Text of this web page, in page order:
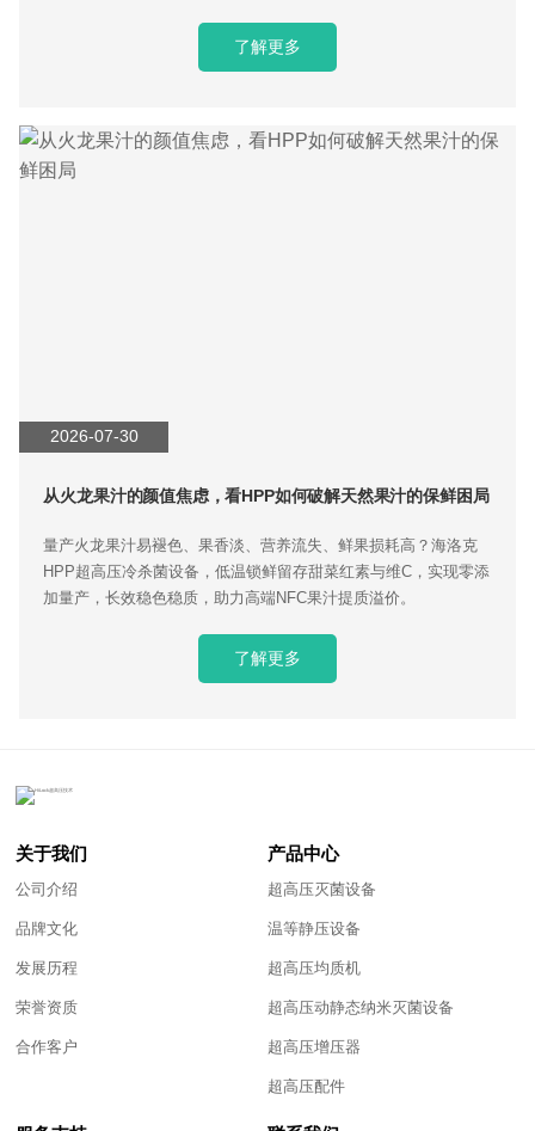
了解更多
2026-07-30
从火龙果汁的颜值焦虑，看HPP如何破解天然果汁的保鲜困局
量产火龙果汁易褪色、果香淡、营养流失、鲜果损耗高？海洛克
HPP超高压冷杀菌设备，低温锁鲜留存甜菜红素与维C，实现零添
加量产，长效稳色稳质，助力高端NFC果汁提质溢价。
了解更多
关于我们
公司介绍
品牌文化
发展历程
荣誉资质
合作客户
产品中心
超高压灭菌设备
温等静压设备
超高压均质机
超高压动静态纳米灭菌设备
超高压增压器
超高压配件